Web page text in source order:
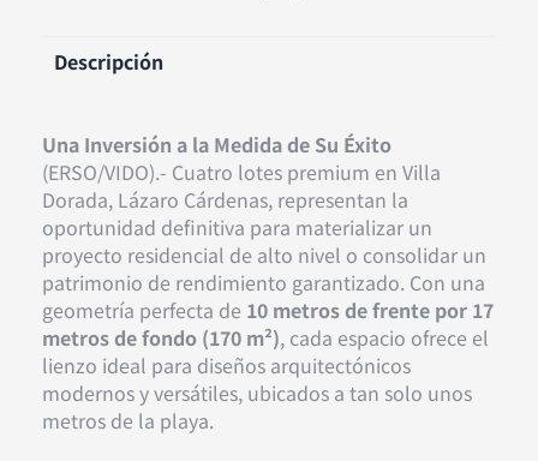
Descripción
Una Inversión a la Medida de Su Éxito
(ERSO/VIDO).- Cuatro lotes premium en Villa
Dorada, Lázaro Cárdenas, representan la
oportunidad definitiva para materializar un
proyecto residencial de alto nivel o consolidar un
patrimonio de rendimiento garantizado. Con una
geometría perfecta de 10 metros de frente por 17
metros de fondo (170 m²), cada espacio ofrece el
lienzo ideal para diseños arquitectónicos
modernos y versátiles, ubicados a tan solo unos
metros de la playa.